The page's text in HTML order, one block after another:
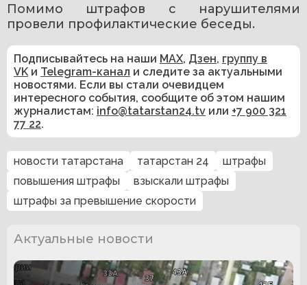
Помимо штрафов с нарушителями
провели профилактические беседы.
Подписывайтесь на наши MAX, Дзен, группу в
VK и Telegram-канал и следите за актуальными
новостями. Если вы стали очевидцем
интересного события, сообщите об этом нашим
журналистам: info@tatarstan24.tv или +7 900 321
77 22.
новости татарстана татарстан 24
штрафы
повышения штрафы
взыскали штрафы
штрафы за превышение скорости
Актуальные новости